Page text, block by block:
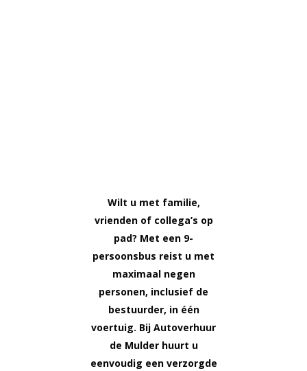
Wilt u met familie,
vrienden of collega’s op
pad? Met een 9-
persoonsbus reist u met
maximaal negen
personen, inclusief de
bestuurder, in één
voertuig. Bij Autoverhuur
de Mulder huurt u
eenvoudig een verzorgde